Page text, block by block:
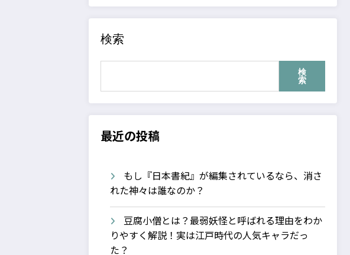
検索
検
索
最近の投稿
もし『日本書紀』が編集されているなら、消さ
れた神々は誰なのか？
豆腐小僧とは？最弱妖怪と呼ばれる理由をわか
りやすく解説！実は江戸時代の人気キャラだっ
た？